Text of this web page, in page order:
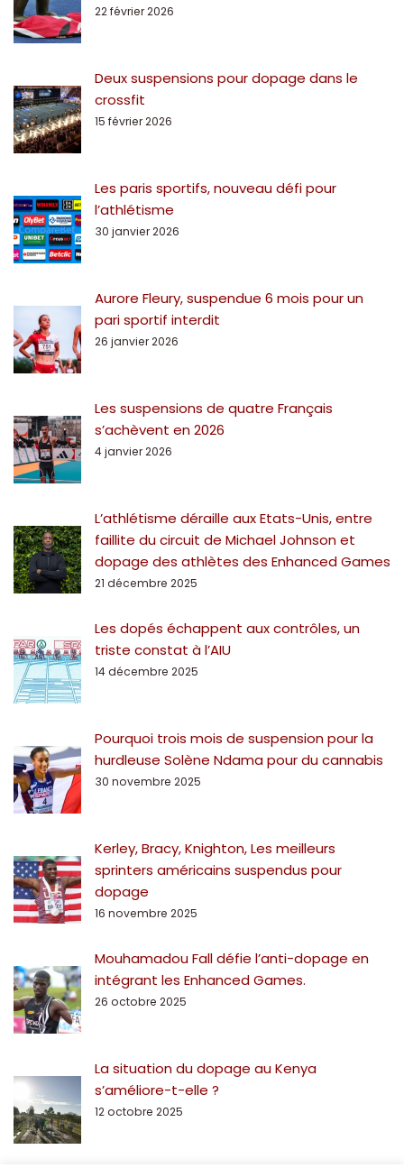
22 février 2026
Deux suspensions pour dopage dans le
crossfit
15 février 2026
Les paris sportifs, nouveau défi pour
l’athlétisme
30 janvier 2026
Aurore Fleury, suspendue 6 mois pour un
pari sportif interdit
26 janvier 2026
Les suspensions de quatre Français
s’achèvent en 2026
4 janvier 2026
L’athlétisme déraille aux Etats-Unis, entre
faillite du circuit de Michael Johnson et
dopage des athlètes des Enhanced Games
21 décembre 2025
Les dopés échappent aux contrôles, un
triste constat à l’AIU
14 décembre 2025
Pourquoi trois mois de suspension pour la
hurdleuse Solène Ndama pour du cannabis
30 novembre 2025
Kerley, Bracy, Knighton, Les meilleurs
sprinters américains suspendus pour
dopage
16 novembre 2025
Mouhamadou Fall défie l’anti-dopage en
intégrant les Enhanced Games.
26 octobre 2025
La situation du dopage au Kenya
s’améliore-t-elle ?
12 octobre 2025